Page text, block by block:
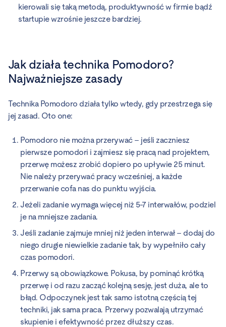
kierowali się taką metodą, produktywność w firmie bądź
startupie wzrośnie jeszcze bardziej.
Jak działa technika Pomodoro?
Najważniejsze zasady
Technika Pomodoro działa tylko wtedy, gdy przestrzega się
jej zasad. Oto one:
Pomodoro nie można przerywać – jeśli zaczniesz
pierwsze pomodori i zajmiesz się pracą nad projektem,
przerwę możesz zrobić dopiero po upływie 25 minut.
Nie należy przerywać pracy wcześniej, a każde
przerwanie cofa nas do punktu wyjścia.
Jeżeli zadanie wymaga więcej niż 5-7 interwałów, podziel
je na mniejsze zadania.
Jeśli zadanie zajmuje mniej niż jeden interwał – dodaj do
niego drugie niewielkie zadanie tak, by wypełniło cały
czas pomodori.
Przerwy są obowiązkowe. Pokusa, by pominąć krótką
przerwę i od razu zacząć kolejną sesję, jest duża, ale to
błąd. Odpoczynek jest tak samo istotną częścią tej
techniki, jak sama praca. Przerwy pozwalają utrzymać
skupienie i efektywność przez dłuższy czas.